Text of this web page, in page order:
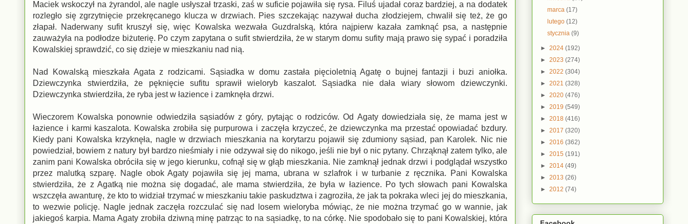
Maciek wskoczył na żyrandol, ale nagle usłyszał trzaski, zaś w suficie pojawiła się rysa. Filuś ujadał coraz bardziej, a na dodatek
rozległo się zgrzytnięcie przekręcanego klucza w drzwiach. Pies szczekając nazywał ducha złodziejem, chwalił się też, że go
złapał. Naderwany sufit kruszył się, więc Kowalska wezwała Guzdralską, która najpierw kazała zamknąć psa, a następnie
zauważyła na podłodze biżuterię. Po czym zapytana o sufit stwierdziła, że w starym domu sufity mają prawo się sypać i poradziła
Kowalskiej sprawdzić, co się dzieje w mieszkaniu nad nią.
Nad Kowalską mieszkała Agata z rodzicami. Sąsiadka w domu zastała pięcioletnią Agatę o bujnej fantazji i buzi aniołka.
Dziewczynka stwierdziła, że pęknięcie sufitu sprawił wieloryb kaszalot. Sąsiadka nie dała wiary słowom dziewczynki.
Dziewczynka stwierdziła, że ryba jest w łazience i zamknęła drzwi.
Wieczorem Kowalska ponownie odwiedziła sąsiadów z góry, pytając o rodziców. Od Agaty dowiedziała się, że mama jest w
łazience i karmi kaszalota. Kowalska zrobiła się purpurowa i zaczęła krzyczeć, że dziewczynka ma przestać opowiadać bzdury.
Kiedy pani Kowalska krzyknęła, nagle w drzwiach mieszkania na korytarzu pojawił się zdumiony sąsiad, pan Karolek. Nic nie
powiedział, bowiem z natury był bardzo nieśmiały i nie odzywał się do nikogo, jeśli nie był o nic pytany. Chrząknął zatem tylko, ale
zanim pani Kowalska obróciła się w jego kierunku, cofnął się w głąb mieszkania. Nie zamknął jednak drzwi i podglądał wszystko
przez malutką szparę. Nagle obok Agaty pojawiła się jej mama, ubrana w szlafrok i w turbanie z ręcznika. Pani Kowalska
stwierdziła, że z Agatką nie można się dogadać, ale mama stwierdziła, że była w łazience. Po tych słowach pani Kowalska
wszczęła awanturę, że kto to widział trzymać w mieszkaniu takie paskudztwa i zagroziła, że jak ta pokraka wleci jej do mieszkania,
to wezwie policję. Nagle jednak zaczęła rozczulać się nad losem wieloryba mówiąc, że nie można trzymać go w wannie, jak
jakiegoś karpia. Mama Agaty zrobiła dziwną minę patrząc to na sąsiadkę, to na córkę. Nie spodobało się to pani Kowalskiej, która
marca(17)
lutego(12)
stycznia(9)
► 2024 (192)
► 2023 (274)
► 2022 (304)
► 2021 (328)
► 2020 (476)
► 2019 (549)
► 2018 (416)
► 2017 (320)
► 2016 (362)
► 2015 (191)
► 2014 (49)
► 2013 (26)
► 2012 (74)